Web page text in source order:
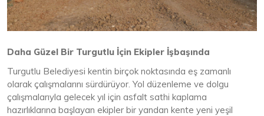
Daha Güzel Bir Turgutlu İçin Ekipler İşbaşında
Turgutlu Belediyesi kentin birçok noktasında eş zamanlı
olarak çalışmalarını sürdürüyor. Yol düzenleme ve dolgu
çalışmalarıyla gelecek yıl için asfalt sathi kaplama
hazırlıklarına başlayan ekipler bir yandan kente yeni yeşil